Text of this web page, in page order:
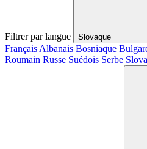
Filtrer par langue Slovaque
Français Albanais Bosniaque
Roumain Russe Suédois Serbe